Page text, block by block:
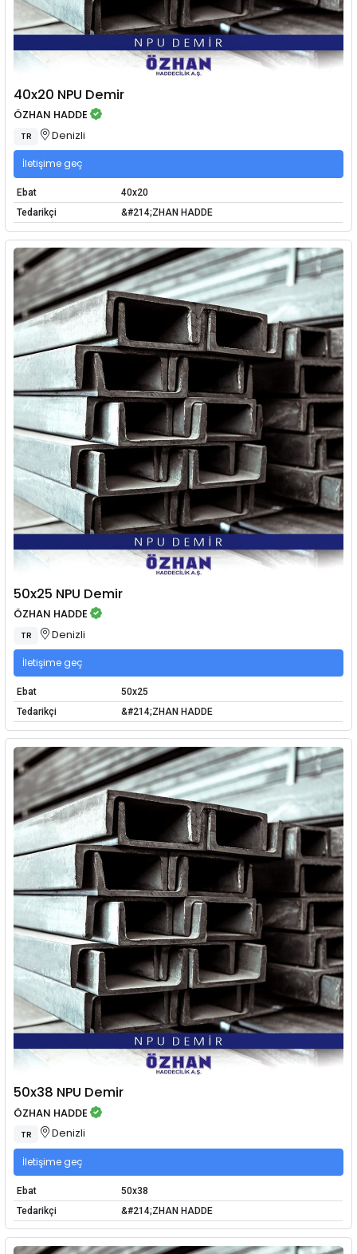
40x20 NPU Demir
ÖZHAN HADDE
TR Denizli
İletişime geç
Ebat
40x20
Tedarikçi
&#214;ZHAN HADDE
50x25 NPU Demir
ÖZHAN HADDE
TR Denizli
İletişime geç
Ebat
50x25
Tedarikçi
&#214;ZHAN HADDE
50x38 NPU Demir
ÖZHAN HADDE
TR Denizli
İletişime geç
Ebat
50x38
Tedarikçi
&#214;ZHAN HADDE